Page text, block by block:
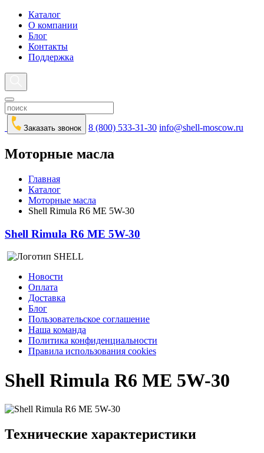
Каталог
О компании
Блог
Контакты
Поддержка
Заказать звонок 8 (800) 533-31-30 info@shell-moscow.ru
Моторные масла
Главная
Каталог
Моторные масла
Shell Rimula R6 ME 5W-30
Shell Rimula R6 ME 5W-30
Новости
Оплата
Доставка
Блог
Пользовательское соглашение
Наша команда
Политика конфиденциальности
Правила использования cookies
Shell Rimula R6 ME 5W-30
Технические характеристики